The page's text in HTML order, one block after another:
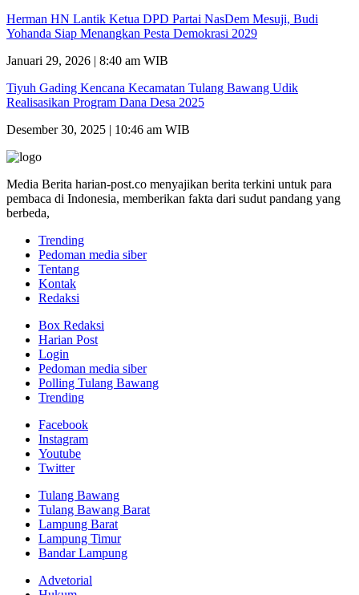
Herman HN Lantik Ketua DPD Partai NasDem Mesuji, Budi
Yohanda Siap Menangkan Pesta Demokrasi 2029
Januari 29, 2026 | 8:40 am WIB
Tiyuh Gading Kencana Kecamatan Tulang Bawang Udik
Realisasikan Program Dana Desa 2025
Desember 30, 2025 | 10:46 am WIB
Media Berita harian-post.co menyajikan berita terkini untuk para
pembaca di Indonesia, memberikan fakta dari sudut pandang yang
berbeda,
Trending
Pedoman media siber
Tentang
Kontak
Redaksi
Box Redaksi
Harian Post
Login
Pedoman media siber
Polling Tulang Bawang
Trending
Facebook
Instagram
Youtube
Twitter
Tulang Bawang
Tulang Bawang Barat
Lampung Barat
Lampung Timur
Bandar Lampung
Advetorial